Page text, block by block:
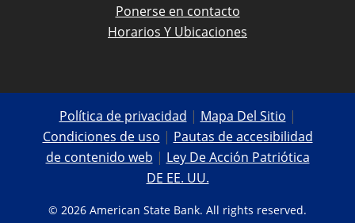
Ponerse en contacto
Horarios Y Ubicaciones
Política de privacidad | Mapa Del Sitio |
Condiciones de uso | Pautas de accesibilidad
de contenido web | Ley De Acción Patriótica
DE EE. UU.
© 2026 American State Bank. All rights reserved.